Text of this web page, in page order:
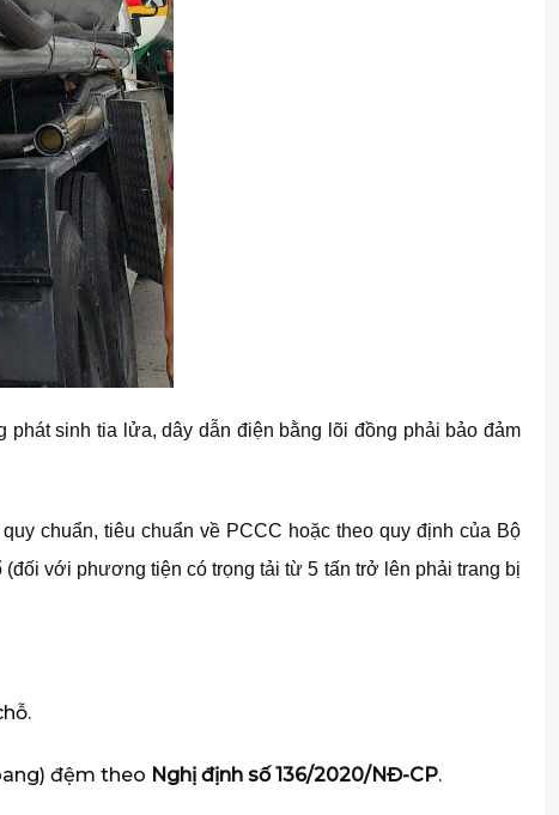
sinh tia lửa, dây dẫn điện bằng lõi đồng phải bảo đảm
chuẩn, tiêu chuẩn về PCCC hoặc theo quy định của Bộ
với phương tiện có trọng tải từ 5 tấn trở lên phải trang bị
đệm theo Nghị định số 136/2020/NĐ-CP.